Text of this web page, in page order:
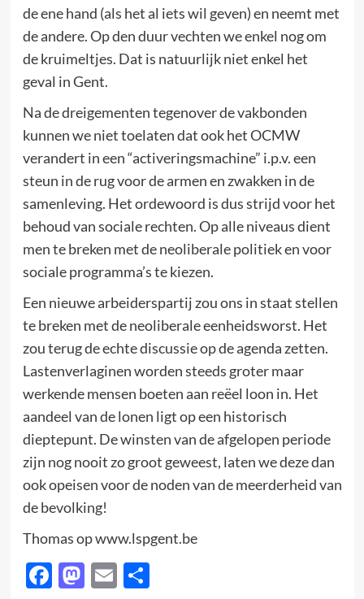
de ene hand (als het al iets wil geven) en neemt met
de andere. Op den duur vechten we enkel nog om
de kruimeltjes. Dat is natuurlijk niet enkel het
geval in Gent.
Na de dreigementen tegenover de vakbonden
kunnen we niet toelaten dat ook het OCMW
verandert in een “activeringsmachine” i.p.v. een
steun in de rug voor de armen en zwakken in de
samenleving. Het ordewoord is dus strijd voor het
behoud van sociale rechten. Op alle niveaus dient
men te breken met de neoliberale politiek en voor
sociale programma’s te kiezen.
Een nieuwe arbeiderspartij zou ons in staat stellen
te breken met de neoliberale eenheidsworst. Het
zou terug de echte discussie op de agenda zetten.
Lastenverlaginen worden steeds groter maar
werkende mensen boeten aan reëel loon in. Het
aandeel van de lonen ligt op een historisch
dieptepunt. De winsten van de afgelopen periode
zijn nog nooit zo groot geweest, laten we deze dan
ook opeisen voor de noden van de meerderheid van
de bevolking!
Thomas op www.lspgent.be
Facebook
Mastodon
EmailDelen